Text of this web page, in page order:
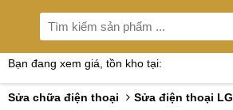
Bạn đang xem giá, tồn kho tại:
Sửa chữa điện thoại Sửa điện thoại LG